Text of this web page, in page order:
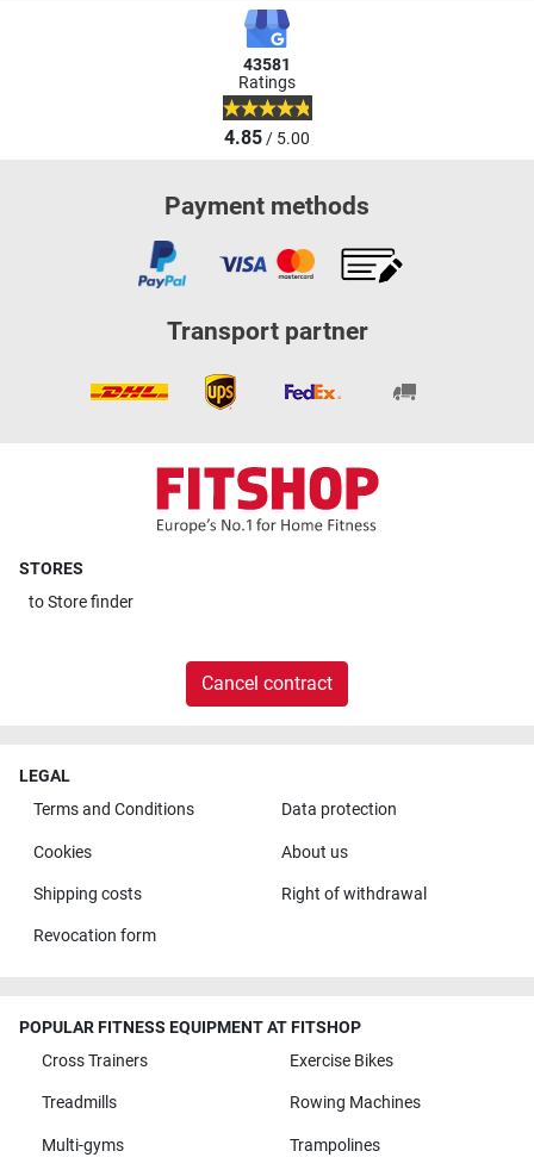
43581
Ratings
4.85/ 5.00
Payment methods
Transport partner
STORES
toStore finder
Cancel contract
LEGAL
Terms and Conditions
Data protection
Cookies About us
Shipping costs Right of withdrawal
Revocation form
POPULAR FITNESS EQUIPMENT AT FITSHOP
Cross Trainers
Exercise Bikes
Treadmills Rowing Machines
Multi-gyms Trampolines